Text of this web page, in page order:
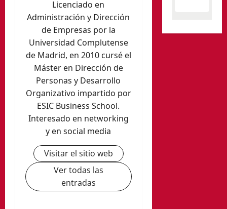
Licenciado en
Administración y Dirección
de Empresas por la
Universidad Complutense
de Madrid, en 2010 cursé el
Máster en Dirección de
Personas y Desarrollo
Organizativo impartido por
ESIC Business School.
Interesado en networking
y en social media
Visitar el sitio web
Ver todas las
entradas